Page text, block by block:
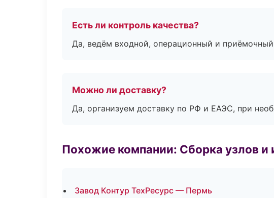
Есть ли контроль качества?
Да, ведём входной, операционный и
Можно ли доставку?
Да, организуем доставку по РФ и ЕАЭС, при
Похожие компании: Сборка узлов и
Завод Контур ТехРесурс — Пермь